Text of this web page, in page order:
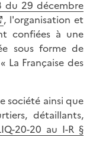
du 29 décembre
, l'organisation et
confiées à une
sous forme de
La Française des
société ainsi que
détaillants,
20-20 au I-R §